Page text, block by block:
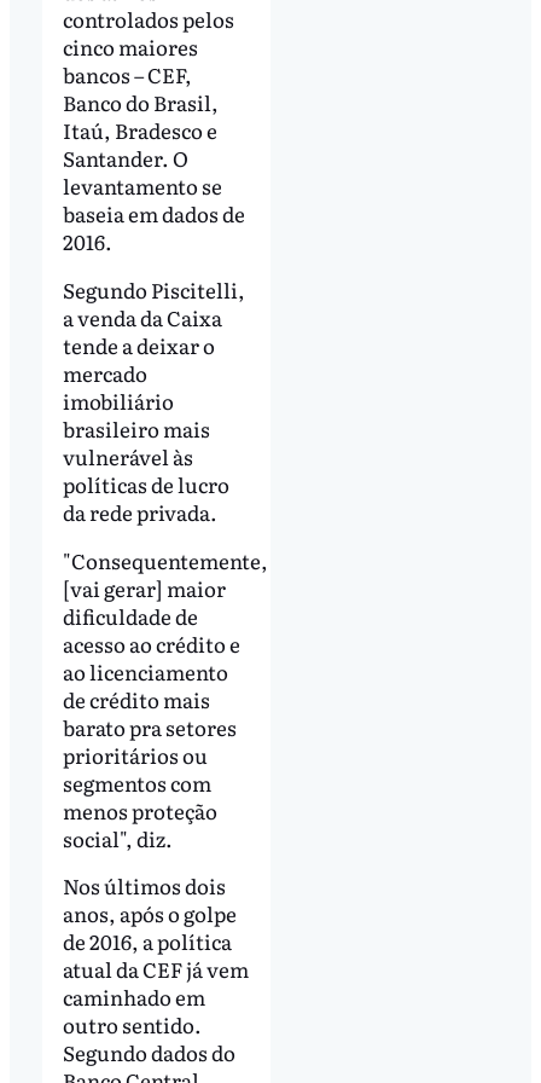
controlados pelos
cinco maiores
bancos – CEF,
Banco do Brasil,
Itaú, Bradesco e
Santander. O
levantamento se
baseia em dados de
2016.
Segundo Piscitelli,
a venda da Caixa
tende a deixar o
mercado
imobiliário
brasileiro mais
vulnerável às
políticas de lucro
da rede privada.
"Consequentemente,
[vai gerar] maior
dificuldade de
acesso ao crédito e
ao licenciamento
de crédito mais
barato pra setores
prioritários ou
segmentos com
menos proteção
social", diz.
Nos últimos dois
anos, após o golpe
de 2016, a política
atual da CEF já vem
caminhado em
outro sentido.
Segundo dados do